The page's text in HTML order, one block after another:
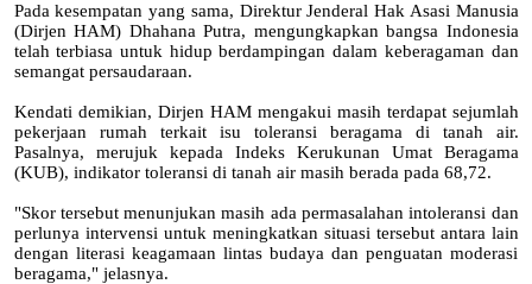
Pada kesempatan yang sama, Direktur Jenderal Hak Asasi Manusia
(Dirjen HAM) Dhahana Putra, mengungkapkan bangsa Indonesia
telah terbiasa untuk hidup berdampingan dalam keberagaman dan
semangat persaudaraan.
Kendati demikian, Dirjen HAM mengakui masih terdapat sejumlah
pekerjaan rumah terkait isu toleransi beragama di tanah air.
Pasalnya, merujuk kepada Indeks Kerukunan Umat Beragama
(KUB), indikator toleransi di tanah air masih berada pada 68,72.
"Skor tersebut menunjukan masih ada permasalahan intoleransi dan
perlunya intervensi untuk meningkatkan situasi tersebut antara lain
dengan literasi keagamaan lintas budaya dan penguatan moderasi
beragama," jelasnya.